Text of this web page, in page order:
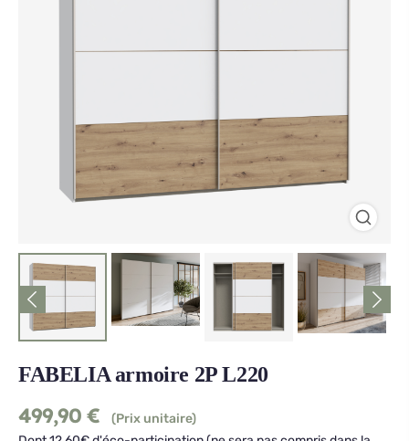
FABELIA armoire 2P L220
499,90 €
(Prix unitaire)